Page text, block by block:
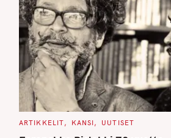
C
ARTIKKELIT KANSI UUTISET